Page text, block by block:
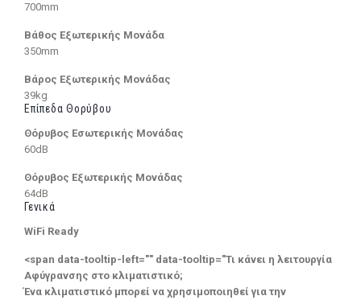
700mm
Βάθος Εξωτερικής Μονάδα
350mm
Βάρος Εξωτερικής Μονάδας
39kg
Επίπεδα Θορύβου
Θόρυβος Εσωτερικής Μονάδας
60dB
Θόρυβος Εξωτερικής Μονάδας
64dB
Γενικά
WiFi Ready
<span data-tooltip-left="" data-tooltip="Τι κάνει η λειτουργία
Αφύγρανσης στο κλιματιστικό;
Ένα κλιματιστικό μπορεί να χρησιμοποιηθεί για την